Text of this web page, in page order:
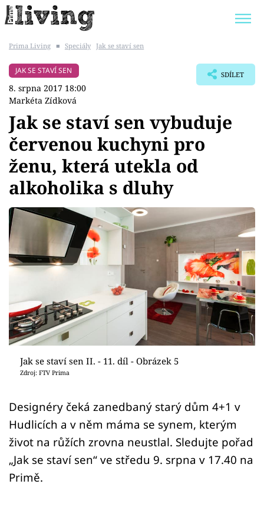
BYDLENÍ SLAVNÝCH
Témata
Bydlení
Zahrada
Design
Sledujte prima+
Přihlášení
Sledujte nás
Prima Living ■ Speciály Jak se staví sen
JAK SE STAVÍ SEN
8. srpna 2017 18:00
Markéta Zídková
SDÍLET
Jak se staví sen vybuduje
červenou kuchyni pro
ženu, která utekla od
alkoholika s dluhy
Jak se staví sen II. - 11. díl - Obrázek 5
Zdroj: FTV Prima
Designéry čeká zanedbaný starý dům 4+1 v
Hudlicích a v něm máma se synem, kterým
život na růžích zrovna neustlal. Sledujte pořad
„Jak se staví sen“ ve středu 9. srpna v 17.40 na
Primě.